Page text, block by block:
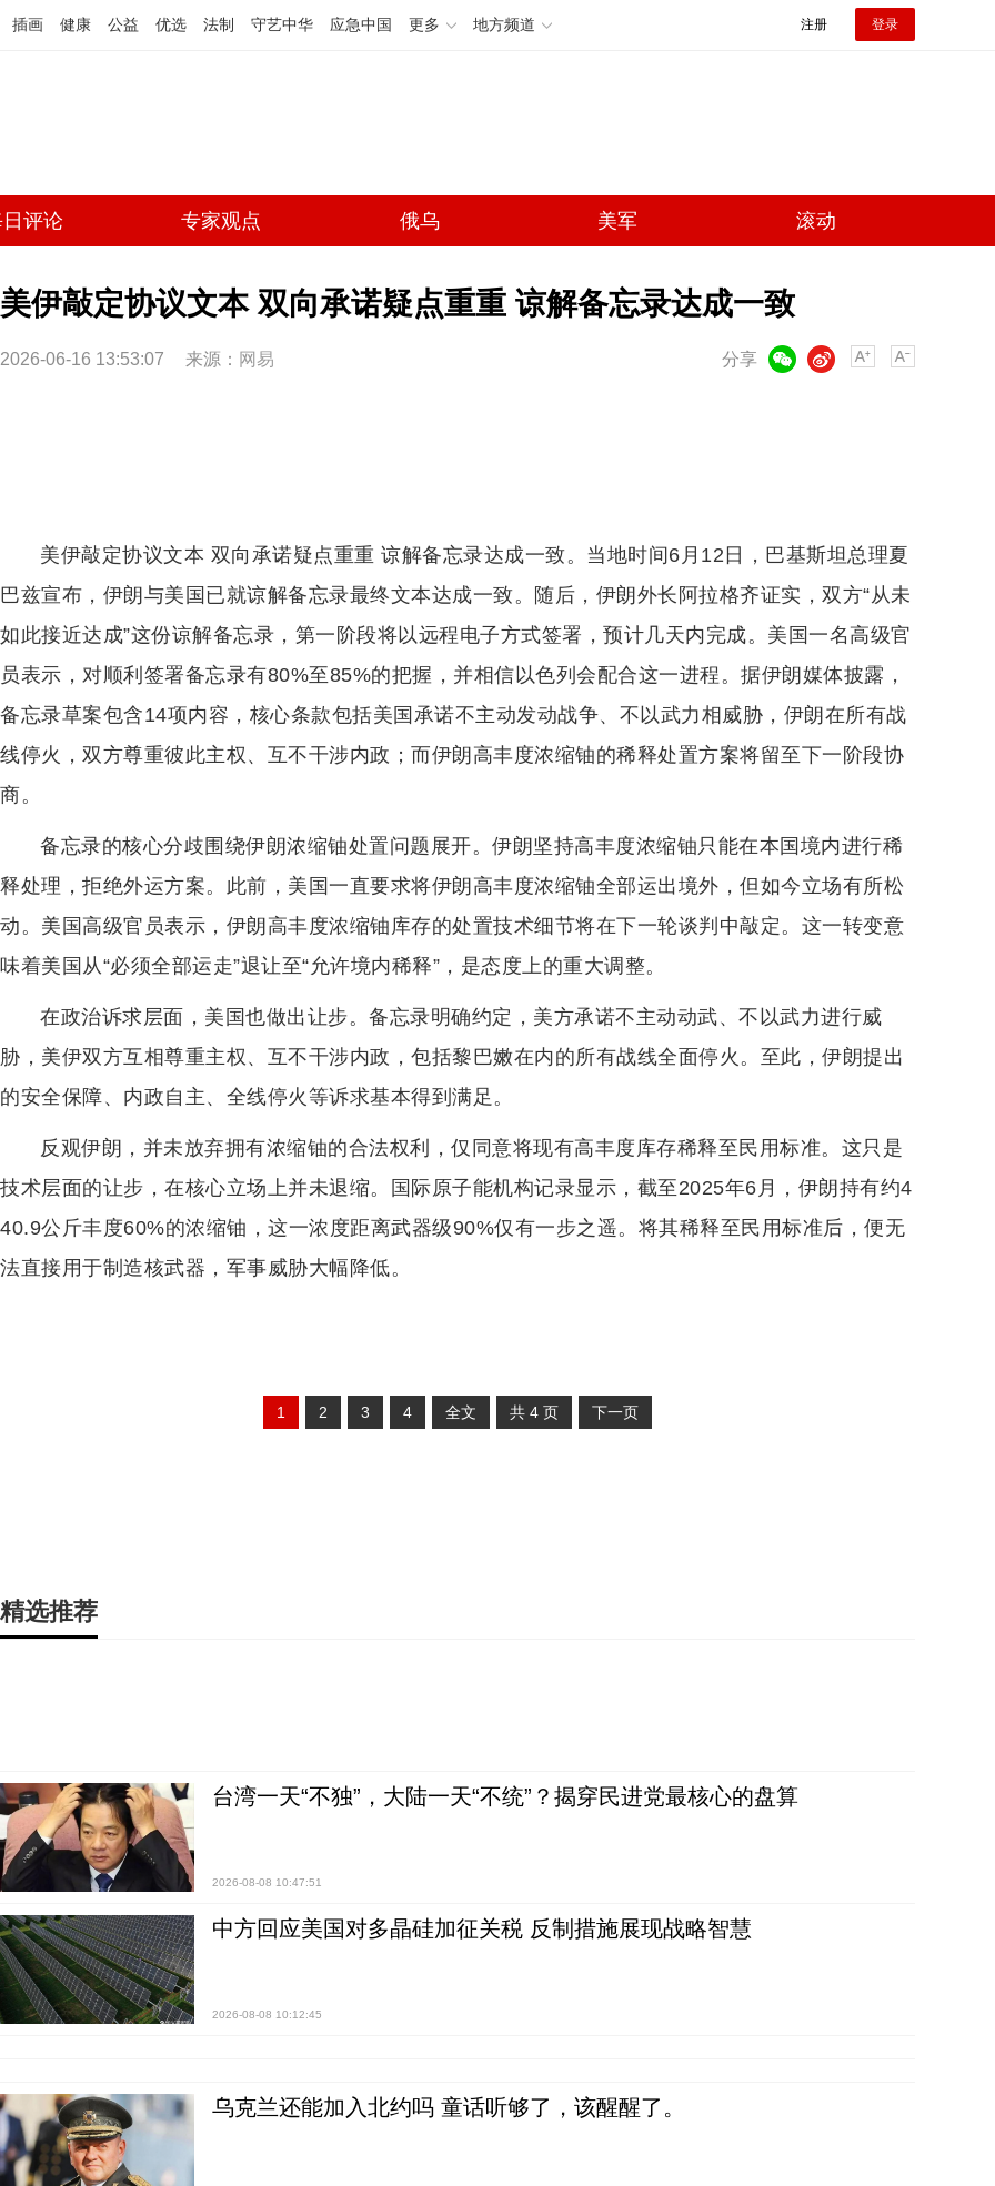
插画 健康 公益 优选 法制 守艺中华 应急中国 更多 地方频道 注册 登录
评论 专家观点 俄乌 美军 滚动
美伊敲定协议文本 双向承诺疑点重重 谅解备忘录达成一致
2026-06-16 13:53:07 来源： 网易 分享
微博
美伊敲定协议文本 双向承诺疑点重重 谅解备忘录达成一致。当地时间6月12日，巴基斯坦总理夏
巴兹宣布，伊朗与美国已就谅解备忘录最终文本达成一致。随后，伊朗外长阿拉格齐证实，双方“从未
如此接近达成”这份谅解备忘录，第一阶段将以远程电子方式签署，预计几天内完成。美国一名高级官
员表示，对顺利签署备忘录有80%至85%的把握，并相信以色列会配合这一进程。据伊朗媒体披露，
备忘录草案包含14项内容，核心条款包括美国承诺不主动发动战争、不以武力相威胁，伊朗在所有战
线停火，双方尊重彼此主权、互不干涉内政；而伊朗高丰度浓缩铀的稀释处置方案将留至下一阶段协
商。
备忘录的核心分歧围绕伊朗浓缩铀处置问题展开。伊朗坚持高丰度浓缩铀只能在本国境内进行稀
释处理，拒绝外运方案。此前，美国一直要求将伊朗高丰度浓缩铀全部运出境外，但如今立场有所松
动。美国高级官员表示，伊朗高丰度浓缩铀库存的处置技术细节将在下一轮谈判中敲定。这一转变意
味着美国从“必须全部运走”退让至“允许境内稀释”，是态度上的重大调整。
在政治诉求层面，美国也做出让步。备忘录明确约定，美方承诺不主动动武、不以武力进行威
胁，美伊双方互相尊重主权、互不干涉内政，包括黎巴嫩在内的所有战线全面停火。至此，伊朗提出
的安全保障、内政自主、全线停火等诉求基本得到满足。
反观伊朗，并未放弃拥有浓缩铀的合法权利，仅同意将现有高丰度库存稀释至民用标准。这只是
技术层面的让步，在核心立场上并未退缩。国际原子能机构记录显示，截至2025年6月，伊朗持有约4
40.9公斤丰度60%的浓缩铀，这一浓度距离武器级90%仅有一步之遥。将其稀释至民用标准后，便无
法直接用于制造核武器，军事威胁大幅降低。
1 2 3 4 全文 共 4 页 下一页
精选推荐
台湾一天“不独”，大陆一天“不统”？揭穿民进党最核心的盘算
2026-08-08 10:47:51
中方回应美国对多晶硅加征关税 反制措施展现战略智慧
2026-08-08 10:12:45
乌克兰还能加入北约吗 童话听够了，该醒醒了。